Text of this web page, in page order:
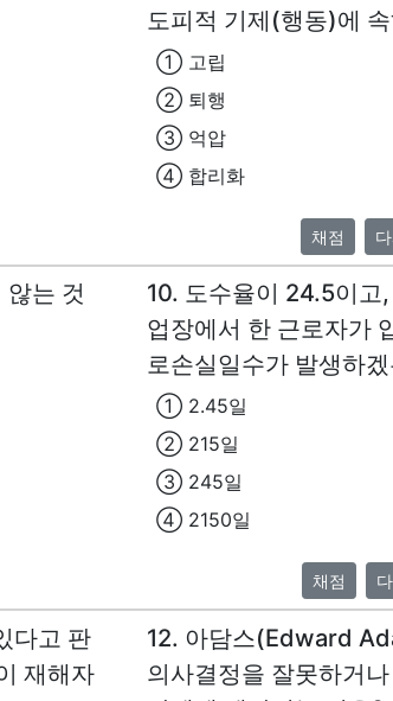
도피적 기제(행동)에
① 고립
② 퇴행
③ 억압
④ 합리화
채점
는 것
10. 도수율이 24.5이고
업장에서 한 근로자가
로손실일수가 발생하
① 2.45일
② 215일
③ 245일
④ 2150일
채점
다고 판
재해자
12. 아담스(Edward
의사결정을 잘못하거